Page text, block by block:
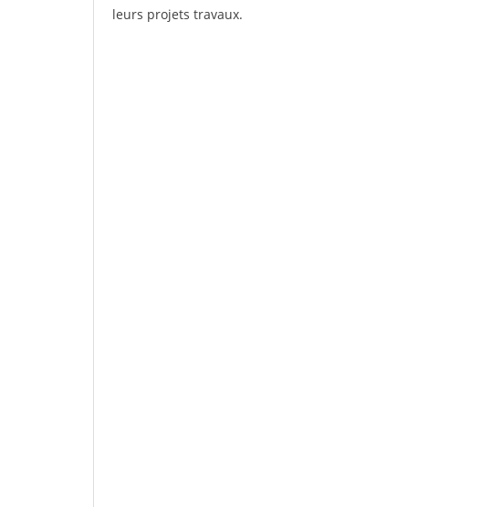
leurs projets travaux.